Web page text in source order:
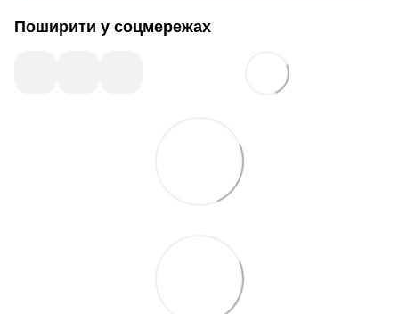
Поширити у соцмережах